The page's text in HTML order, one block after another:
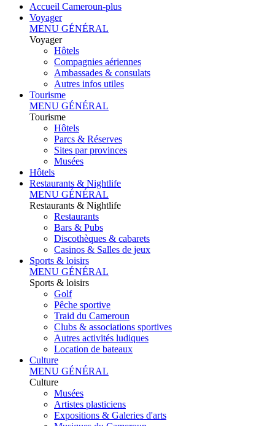
Accueil Cameroun-plus
Voyager
MENU GÉNÉRAL
Voyager
Hôtels
Compagnies aériennes
Ambassades & consulats
Autres infos utiles
Tourisme
MENU GÉNÉRAL
Tourisme
Hôtels
Parcs & Réserves
Sites par provinces
Musées
Hôtels
Restaurants & Nightlife
MENU GÉNÉRAL
Restaurants & Nightlife
Restaurants
Bars & Pubs
Discothèques & cabarets
Casinos & Salles de jeux
Sports & loisirs
MENU GÉNÉRAL
Sports & loisirs
Golf
Pêche sportive
Traid du Cameroun
Clubs & associations sportives
Autres activités ludiques
Location de bateaux
Culture
MENU GÉNÉRAL
Culture
Musées
Artistes plasticiens
Expositions & Galeries d'arts